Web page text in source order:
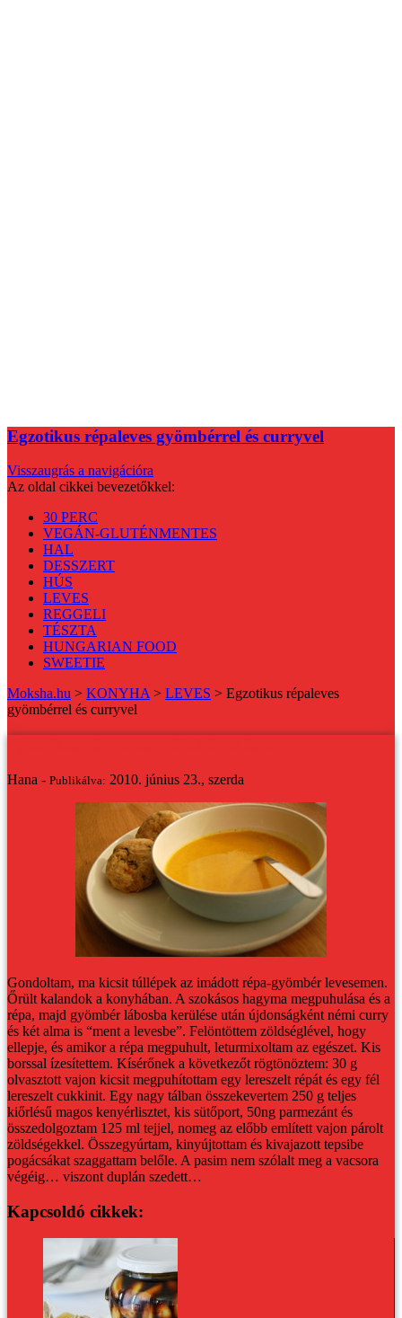
Egzotikus répaleves gyömbérrel és curryvel
Visszaugrás a navigációra
Az oldal cikkei bevezetőkkel:
30 PERC
VEGÁN-GLUTÉNMENTES
HAL
DESSZERT
HÚS
LEVES
REGGELI
TÉSZTA
HUNGARIAN FOOD
SWEETIE
Moksha.hu > KONYHA> LEVES > Egzotikus répaleves
gyömbérrel és curryvel
Hana - Publikálva: 2010. június 23., szerda
Gondoltam, ma kicsit túllépek az imádott répa-gyömbér levesemen.
Őrült kalandok a konyhában. A szokásos hagyma megpuhulása és a
répa, majd gyömbér lábosba kerülése után újdonságként némi curry
és két alma is “ment a levesbe”. Felöntöttem zöldséglével, hogy
ellepje, és amikor a répa megpuhult, leturmixoltam az egészet. Kis
borssal ízesítettem. Kísérőnek a következőt rögtönöztem: 30 g
olvasztott vajon kicsit megpuhítottam egy lereszelt répát és egy fél
lereszelt cukkinit. Egy nagy tálban összekevertem 250 g teljes
kiőrlésű magos kenyérlisztet, kis sütőport, 50ng parmezánt és
összedolgoztam 125 ml tejjel, nomeg az előbb említett vajon párolt
zöldségekkel. Összegyúrtam, kinyújtottam és kivajazott tepsibe
pogácsákat szaggattam belőle. A pasim nem szólalt meg a vacsora
végéig… viszont duplán szedett…
Kapcsoldó cikkek: